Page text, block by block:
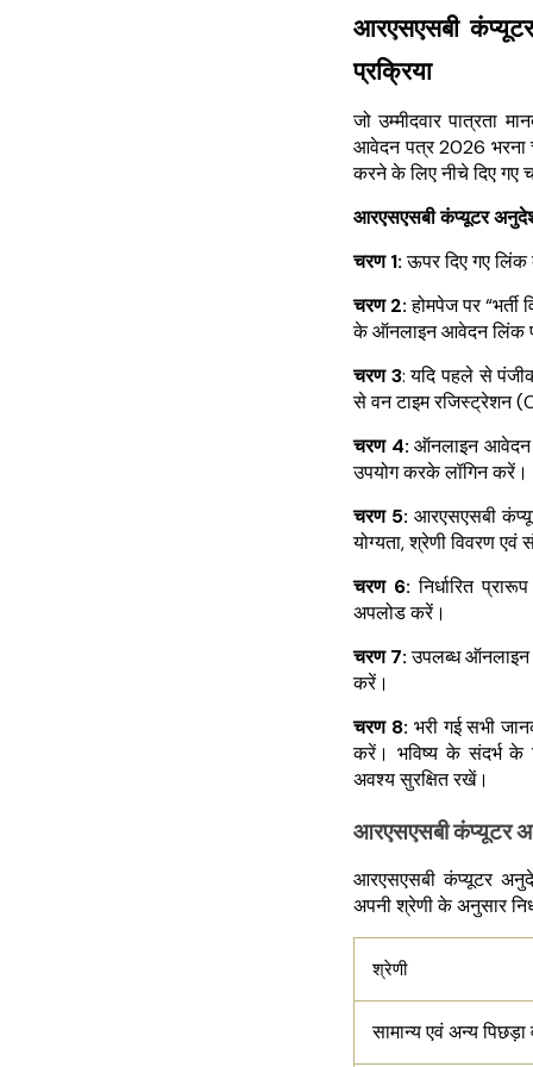
आरएसएसबी
प्रक्रिया
जो उम्मीदवार पात्रता
आवेदन पत्र 2026 भरना
करने के लिए नीचे दिए
आरएसएसबी कंप्यूटर
चरण 1:ऊपर दिए गए
चरण 2:होमपेज पर
के ऑनलाइन आवेदन लिंक
चरण 3: यदि पहले से
से वन टाइम रजिस्ट्रेशन
चरण 4: ऑनलाइन आवेदन
उपयोग करके लॉगिन करें।
चरण 5: आरएसएसबी
योग्यता, श्रेणी विवरण एवं
चरण 6: निर्धारित
अपलोड करें।
चरण 7:उपलब्ध ऑनलाइन
करें।
चरण 8: भरी गई सभी
करें। भविष्य के संदर्भ के
अवश्य सुरक्षित रखें।
आरएसएसबी
आरएसएसबी कंप्यूटर
अपनी श्रेणी के अनुसार
श्रेणी
सामान्य एवं अन्य